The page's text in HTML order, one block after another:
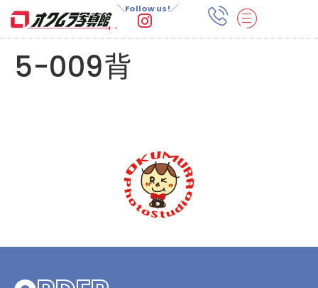
＼Follow us!／
5-009背